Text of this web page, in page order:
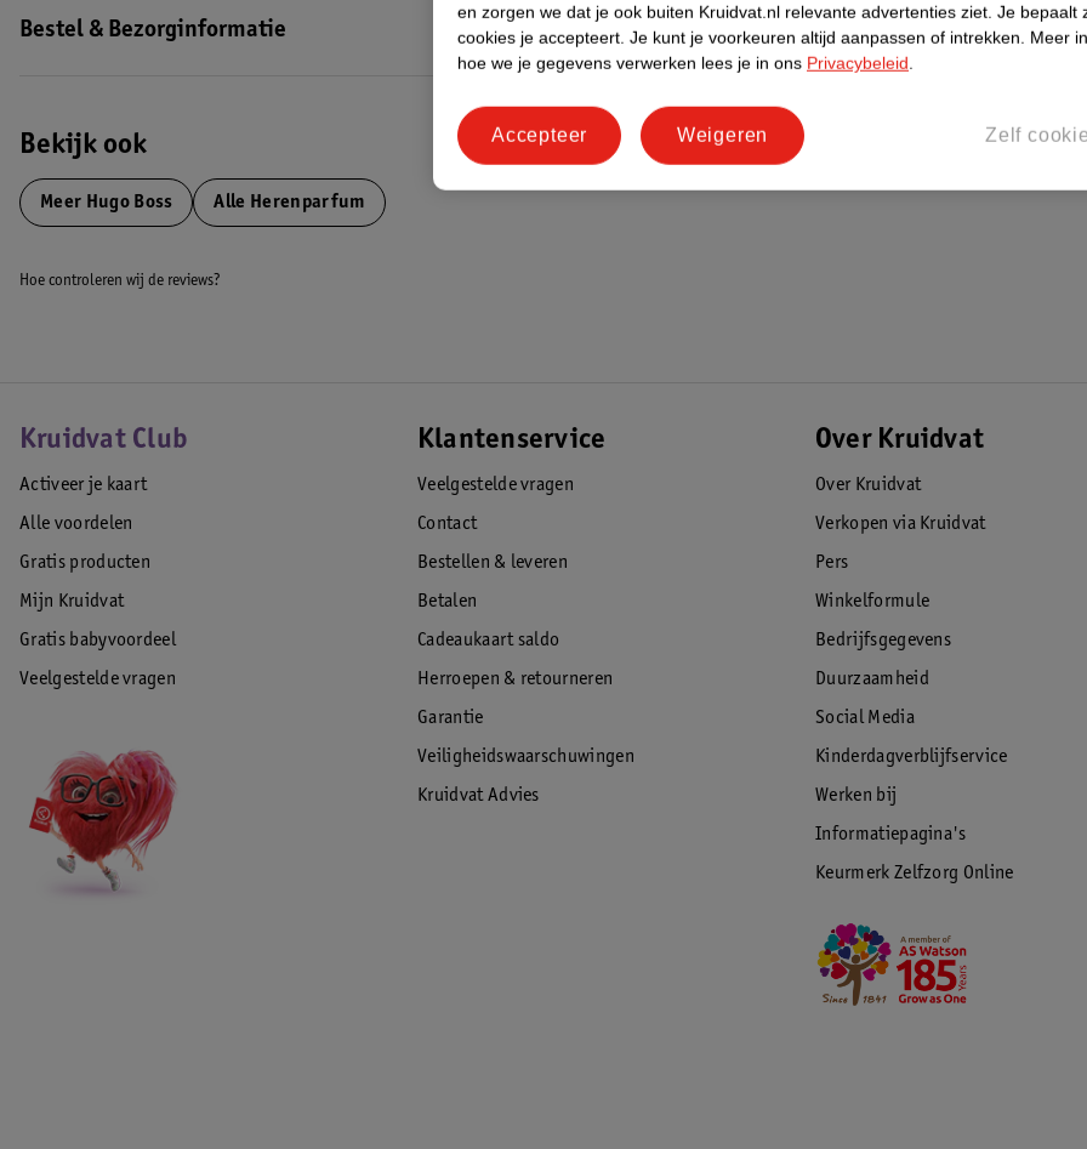
Bestel & Bezorginformatie
Bekijk ook
Meer Hugo Boss Alle Herenparfum
Hoe controleren wij de reviews?
Kruidvat Club
Activeer je kaart
Alle voordelen
Gratis producten
Mijn Kruidvat
Gratis babyvoordeel
Veelgestelde vragen
Klantenservice
Veelgestelde vragen
Contact
Bestellen & leveren
Betalen
Cadeaukaart saldo
Herroepen & retourneren
Garantie
Veiligheidswaarschuwingen
Kruidvat Advies
Over Kruidvat
Over Kruidvat
Verkopen via Kruidvat
Pers
Winkelformule
Bedrijfsgegevens
Duurzaamheid
Social Media
Kinderdagverblijfservice
Werken bij
Informatiepagina's
Keurmerk Zelfzorg Online
en zorgen we dat je ook buiten Kruidvat.nl relevante advertenties ziet. Je bepaalt
cookies je accepteert. Je kunt je voorkeuren altijd aanpassen of intrekken. Meer
hoe we je gegevens verwerken lees je in ons Privacybeleid.
Zelf
Weigeren
Accepteer